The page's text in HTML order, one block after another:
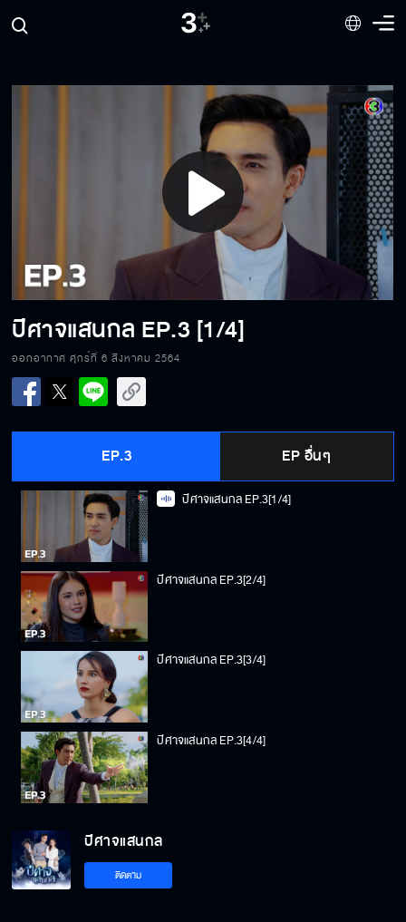
Play
Video
ปีศาจแสนกล EP.3 [1/4]
ออกอากาศ ศุกร์ที่ 6 สิงหาคม 2564
EP.3 EP อื่นๆ
ปีศาจแสนกล EP.3[1/4]
ปีศาจแสนกล EP.3[2/4]
ปีศาจแสนกล EP.3[3/4]
ปีศาจแสนกล EP.3[4/4]
ปีศาจแสนกล
ติดตาม